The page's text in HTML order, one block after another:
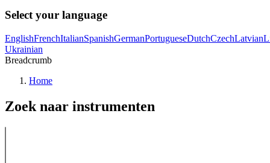
Select your language
EnglishFrenchItalianSpanishGermanPortugueseDutchCzechLatvian
Ukrainian
Breadcrumb
Home
Zoek naar instrumenten